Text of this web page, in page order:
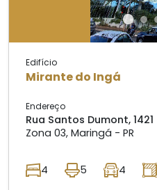
Edifício
Mirante do Ingá
Endereço
Rua Santos Dumont, 1421
Zona 03, Maringá - PR
4 5 4